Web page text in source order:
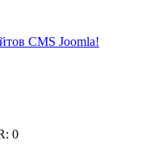
CMS Joomla!
0